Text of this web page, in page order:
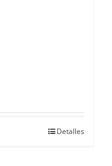
Detalles